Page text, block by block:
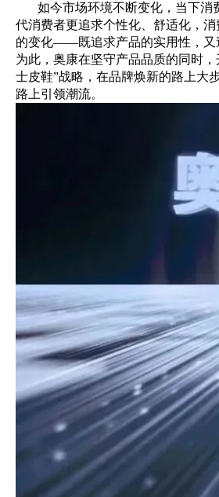
如今市场环境不断变化，当下消
代消费者更追求个性化、舒适化，
的变化——既追求产品的实用性，又
为此，奥康在坚守产品品质的同时
士皮鞋”战略，在品牌焕新的路上大
路上引领潮流。